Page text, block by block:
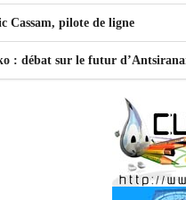
Cassam, pilote de ligne
: débat sur le futur